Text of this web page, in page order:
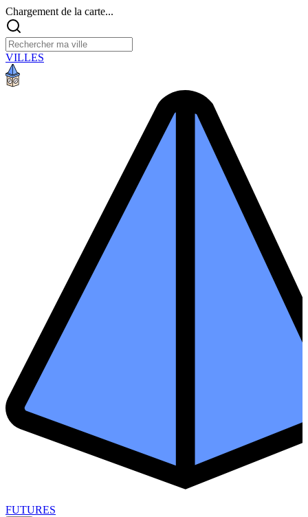
Chargement de la carte...
VILLES
FUTURES